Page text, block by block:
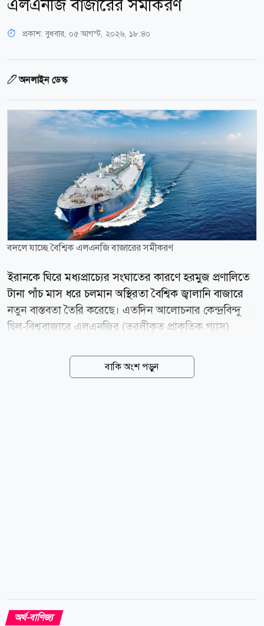
এলএনজি বাজারের সমীকরণ
প্রকাশ:বুধবার, ০৫ আগস্ট, ২০২৬, ১৮:৪০
অনলাইন ডেস্ক
বদলে যাচ্ছে বৈশ্বিক এলএনজি বাজারের সমীকরণ
ইরানকে ঘিরে মধ্যপ্রাচ্যের সংঘাতের কারণে হরমুজ প্রণালিতে
টানা পাঁচ মাস ধরে চলমান অস্থিরতা বৈশ্বিক জ্বালানি বাজারে
নতুন বাস্তবতা তৈরি করেছে। এতদিন আলোচনার কেন্দ্রবিন্দু
ছিল-বিশ্ববাজারে এলএনজির (তরলীকৃত প্রাকৃতিক গ্যাস)
মতে, আরও বড় একটি ঝুঁকি সামনে এসেছে। সেটি হলো,
সরবরাহ সংকটের পাশাপাশি এলএনজির বৈশ্বিক চাহিদাও ধীরে
বাকি অংশ পড়ুন
অর্থ-বাণিজ্য